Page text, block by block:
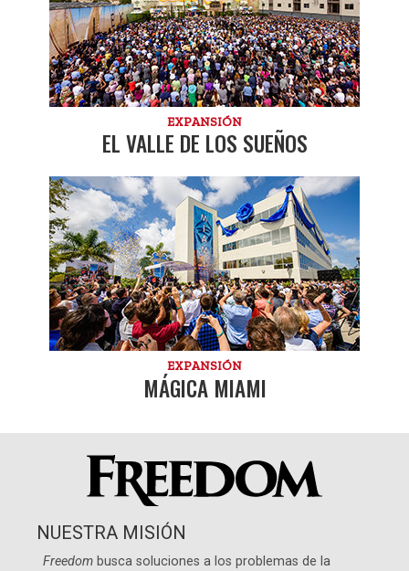
EXPANSIÓN
EL VALLE DE LOS SUEÑOS
EXPANSIÓN
MÁGICA MIAMI
NUESTRA MISIÓN
Freedom busca soluciones a los problemas de la